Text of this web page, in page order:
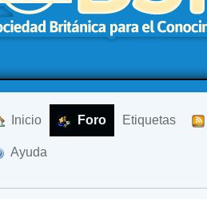
Inicio Foro Etiquetas
Ayuda